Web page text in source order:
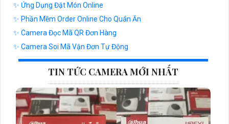
✨ Ứng Dụng Đặt Món Online
✨ Phần Mềm Order Online Cho Quán Ăn
✨ Camera Đọc Mã QR Đơn Hàng
✨ Camera Soi Mã Vận Đơn Tự Động
TIN TỨC CAMERA MỚI NHẤT